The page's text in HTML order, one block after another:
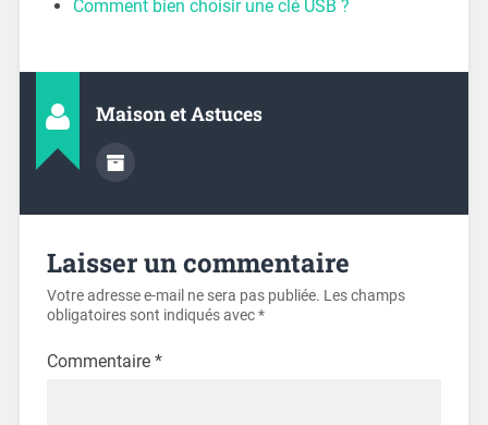
Comment bien choisir une clé USB ?
Maison et Astuces
Laisser un commentaire
Votre adresse e-mail ne sera pas publiée. Les champs
obligatoires sont indiqués avec*
Commentaire *